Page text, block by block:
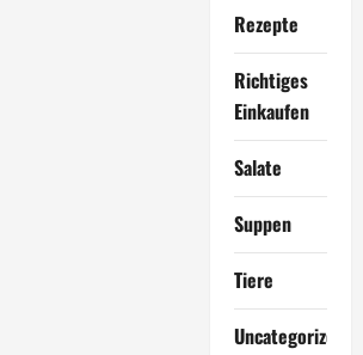
Rezepte
Richtiges
Einkaufen
Salate
Suppen
Tiere
Uncategorized